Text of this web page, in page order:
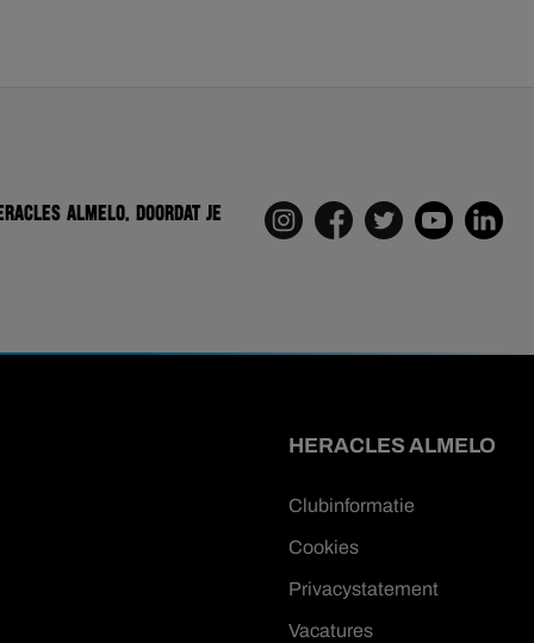
Almelo. Doordat je
HERACLES ALMELO
Clubinformatie
Cookies
Privacystatement
Vacatures